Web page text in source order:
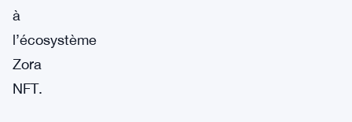
à
l’écosystème
Zora
NFT.